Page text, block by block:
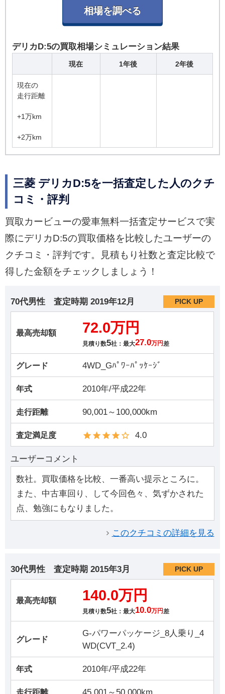
デリカD:5の買取相場シミュレーション結果
現在 1年後 2年後
現在の
走行距離
+1万km
+2万km
三菱 デリカD:5を一括査定した人のクチ
コミ・評判
買取カービューの愛車無料一括査定サービスで実
際にデリカD:5の買取価格を比較したユーザーの
クチコミ・評判です。見積もり社数と査定比較で
得した金額をチェックしましょう！
70代男性 査定時期 2019年12月 PICK UP
最高売却額 72.0万円
見積り数5社：最大27.0万円 差
グレード 4WD_Gﾊﾟﾜｰﾊﾟｯｹｰｼﾞ
年式 2010年/平成22年
走行距離 90,001～100,000km
査定満足度 4.0
ユーザーコメント
数社。買取価格を比較、一番高い提示ところに。
また、中古車回り、して今回色々、気ずかされた
点、勉強にもなりました。
このクチコミの詳細を見る
30代男性 査定時期 2015年3月 PICK UP
最高売却額 140.0万円
見積り数5社：最大10.0万円 差
グレード
G-パワーパッケージ_8人乗り_4
WD(CVT_2.4)
年式 2010年/平成22年